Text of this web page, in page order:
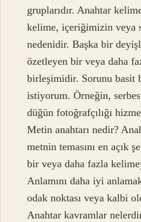
gruplarıdır. Anahtar
kelime, içeriğimizin veya
nedenidir. Başka bir
özetleyen bir veya daha
birleşimidir. Sorunu basit
istiyorum. Örneğin,
düğün fotoğrafçılığı
Metin anahtarı nedir?
metnin temasını en açık
bir veya daha fazla
Anlamını daha iyi
odak noktası veya kalbi
Anahtar kavramlar